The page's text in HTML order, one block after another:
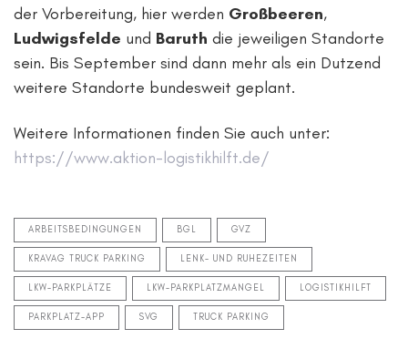
der Vorbereitung, hier werden Großbeeren,
Ludwigsfelde und Baruth die jeweiligen Standorte
sein. Bis September sind dann mehr als ein Dutzend
weitere Standorte bundesweit geplant.
Weitere Informationen finden Sie auch unter:
https://www.aktion-logistikhilft.de/
ARBEITSBEDINGUNGEN BGL GVZ
KRAVAG TRUCK PARKING LENK- UND RUHEZEITEN
LKW-PARKPLÄTZE LKW-PARKPLATZMANGEL LOGISTIKHILFT
PARKPLATZ-APP SVG TRUCK PARKING